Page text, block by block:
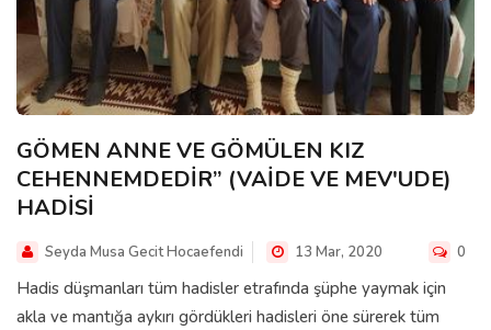
GÖMEN ANNE VE GÖMÜLEN KIZ
CEHENNEMDEDİR” (VAİDE VE MEV'UDE)
HADİSİ
Seyda Musa Gecit Hocaefendi 13 Mar, 2020 0
Hadis düşmanları tüm hadisler etrafında şüphe yaymak için
akla ve mantığa aykırı gördükleri hadisleri öne sürerek tüm